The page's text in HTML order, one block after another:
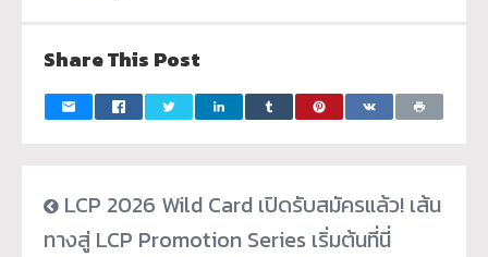
Share This Post
LCP 2026 Wild Card เปิดรับสมัครแล้ว! เส้น
ทางสู่ LCP Promotion Series เริ่มต้นที่นี่